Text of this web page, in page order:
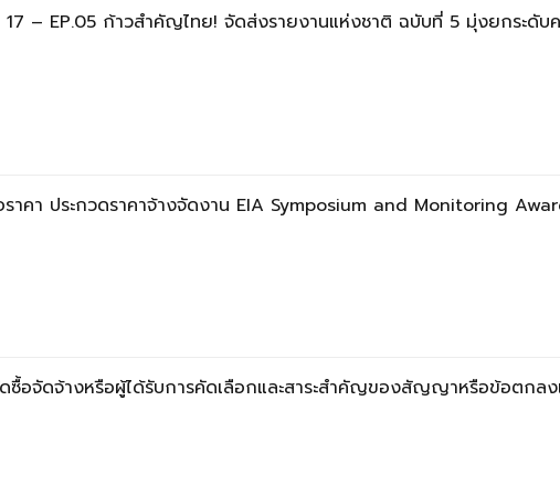
17 – EP.05 ก้าวสำคัญไทย! จัดส่งรายงานแห่งชาติ ฉบับที่ 5 มุ่งยกระดั
อราคา ประกวดราคาจ้างจัดงาน EIA Symposium and Monitoring
ดซื้อจัดจ้างหรือผู้ได้รับการคัดเลือกและสาระสำคัญของสัญญาหรือข้อตกลง